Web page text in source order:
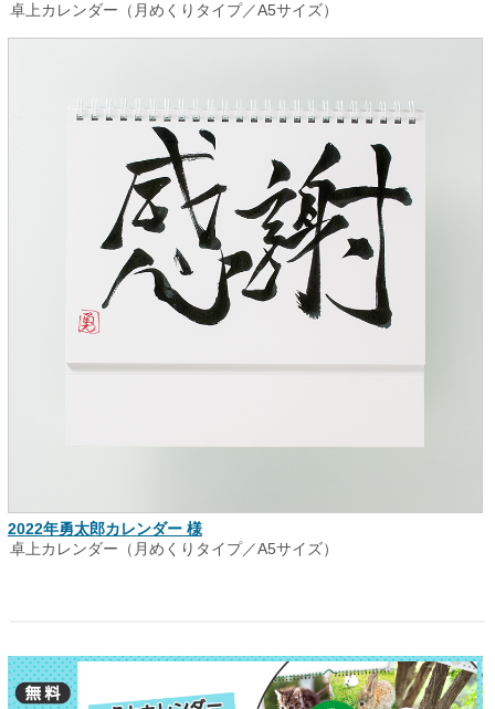
卓上カレンダー（月めくりタイプ／A5サイズ）
2022年勇太郎カレンダー 様
卓上カレンダー（月めくりタイプ／A5サイズ）